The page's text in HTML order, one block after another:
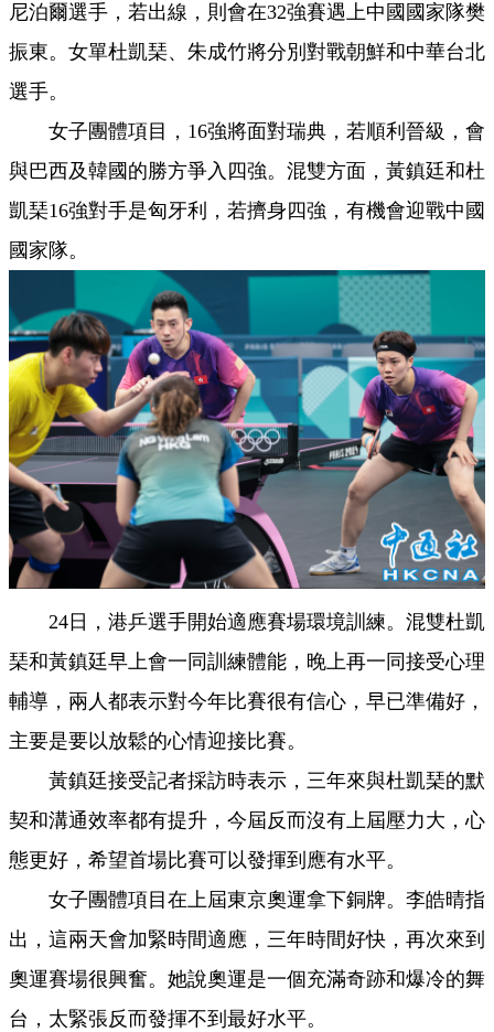
尼泊爾選手，若出線，則會在32強賽遇上中國國家隊樊
振東。女單杜凱琹、朱成竹將分別對戰朝鮮和中華台北
選手。
女子團體項目，16強將面對瑞典，若順利晉級，會
與巴西及韓國的勝方爭入四強。混雙方面，黃鎮廷和杜
凱琹16強對手是匈牙利，若擠身四強，有機會迎戰中國
國家隊。
24日，港乒選手開始適應賽場環境訓練。混雙杜凱
琹和黃鎮廷早上會一同訓練體能，晚上再一同接受心理
輔導，兩人都表示對今年比賽很有信心，早已準備好，
主要是要以放鬆的心情迎接比賽。
黃鎮廷接受記者採訪時表示，三年來與杜凱琹的默
契和溝通效率都有提升，今屆反而沒有上屆壓力大，心
態更好，希望首場比賽可以發揮到應有水平。
女子團體項目在上屆東京奧運拿下銅牌。李皓晴指
出，這兩天會加緊時間適應，三年時間好快，再次來到
奧運賽場很興奮。她說奧運是一個充滿奇跡和爆冷的舞
台，太緊張反而發揮不到最好水平。